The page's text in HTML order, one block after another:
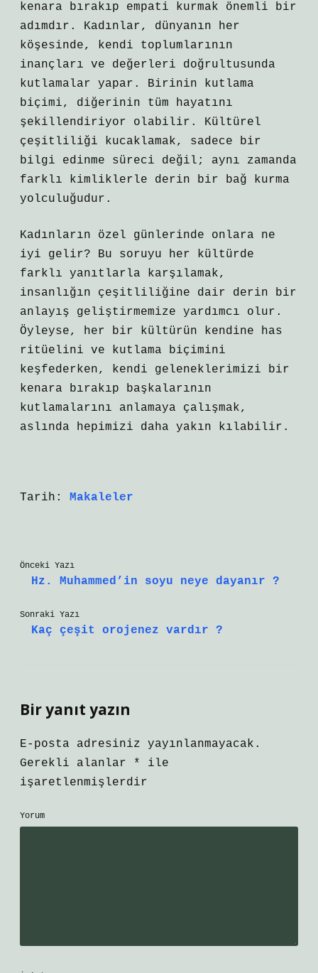
kenara bırakıp empati kurmak önemli bir
adımdır. Kadınlar, dünyanın her
köşesinde, kendi toplumlarının
inançları ve değerleri doğrultusunda
kutlamalar yapar. Birinin kutlama
biçimi, diğerinin tüm hayatını
şekillendiriyor olabilir. Kültürel
çeşitliliği kucaklamak, sadece bir
bilgi edinme süreci değil; aynı zamanda
farklı kimliklerle derin bir bağ kurma
yolculuğudur.
Kadınların özel günlerinde onlara ne
iyi gelir? Bu soruyu her kültürde
farklı yanıtlarla karşılamak,
insanlığın çeşitliliğine dair derin bir
anlayış geliştirmemize yardımcı olur.
Öyleyse, her bir kültürün kendine has
ritüelini ve kutlama biçimini
keşfederken, kendi geleneklerimizi bir
kenara bırakıp başkalarının
kutlamalarını anlamaya çalışmak,
aslında hepimizi daha yakın kılabilir.
Tarih: Makaleler
Önceki Yazı
Hz. Muhammed’in soyu neye dayanır ?
Sonraki Yazı
Kaç çeşit orojenez vardır ?
Bir yanıt yazın
E-posta adresiniz yayınlanmayacak.
Gerekli alanlar
*
ile
işaretlenmişlerdir
Yorum